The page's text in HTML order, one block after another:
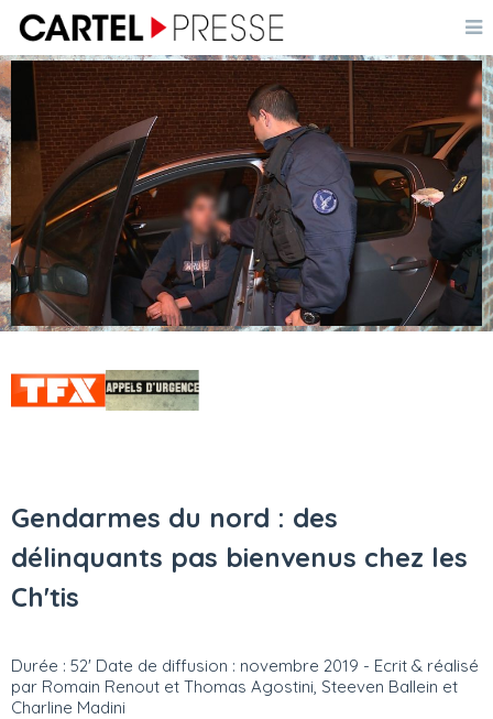
Gendarmes du nord : des
délinquants pas bienvenus chez les
Ch'tis
Durée : 52' Date de diffusion : novembre 2019 - Ecrit & réalisé
par Romain Renout et Thomas Agostini, Steeven Ballein et
Charline Madini